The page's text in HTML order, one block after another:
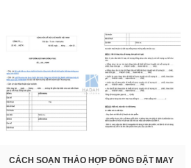
CÁCH SOẠN THẢO HỢP ĐỒNG ĐẶT MAY